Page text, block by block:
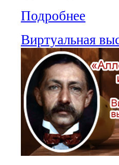
Подробнее
Виртуальная